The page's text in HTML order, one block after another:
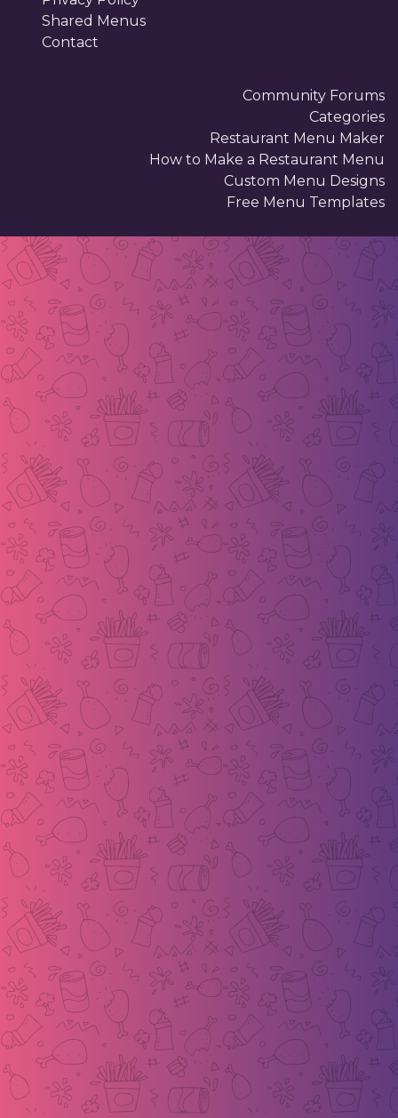
Shared Menus
Contact
Community Forums
Categories
Restaurant Menu Maker
How to Make a Restaurant Menu
Custom Menu Designs
Free Menu Templates